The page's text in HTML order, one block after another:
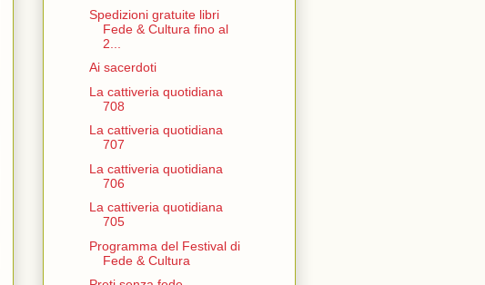
Spedizioni gratuite libri
Fede & Cultura fino al
2...
Ai sacerdoti
La cattiveria quotidiana
708
La cattiveria quotidiana
707
La cattiveria quotidiana
706
La cattiveria quotidiana
705
Programma del Festival di
Fede & Cultura